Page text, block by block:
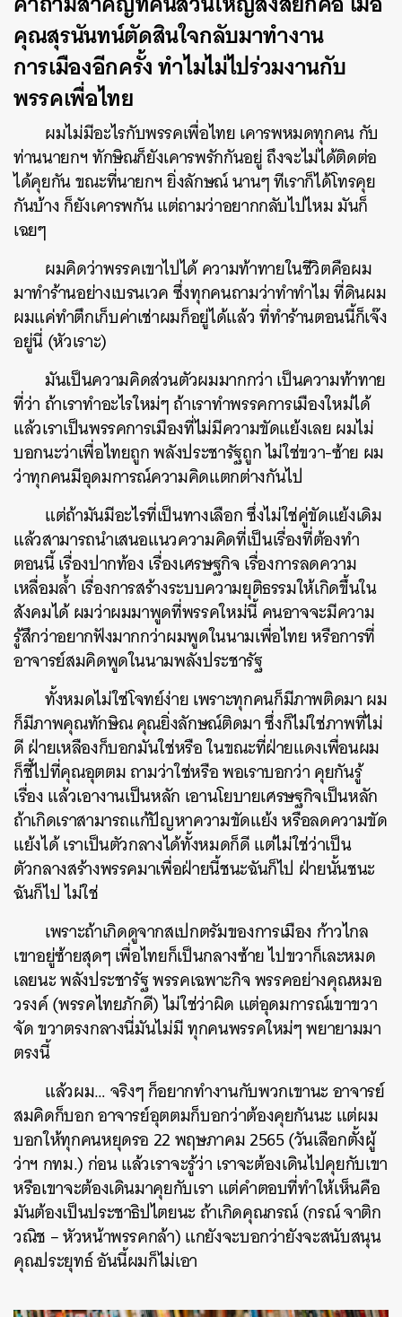
คุณสุรนันทน์ตัดสินใจกลับมาทำงาน
การเมืองอีกครั้ง ทำไมไม่ไปร่วมงานกับ
พรรคเพื่อไทย
ผมไม่มีอะไรกับพรรคเพื่อไทย เคารพหมดทุกคน กับ
ท่านนายกฯ ทักษิณก็ยังเคารพรักกันอยู่ ถึงจะไม่ได้ติดต่อ
ได้คุยกัน ขณะที่นายกฯ ยิ่งลักษณ์ นานๆ ทีเราก็ได้โทรคุย
กันบ้าง ก็ยังเคารพกัน แต่ถามว่าอยากกลับไปไหม มันก็
เฉยๆ
ผมคิดว่าพรรคเขาไปได้ ความท้าทายในชีวิตคือผม
มาทำร้านอย่างเบรนเวค ซึ่งทุกคนถามว่าทำทำไม ที่ดินผม
ผมแค่ทำตึกเก็บค่าเช่าผมก็อยู่ได้แล้ว ที่ทำร้านตอนนี้ก็เจ๊ง
อยู่นี่ (หัวเราะ)
มันเป็นความคิดส่วนตัวผมมากกว่า เป็นความท้าทาย
ที่ว่า ถ้าเราทำอะไรใหม่ๆ ถ้าเราทำพรรคการเมืองใหม่ได้
แล้วเราเป็นพรรคการเมืองที่ไม่มีความขัดแย้งเลย ผมไม่
บอกนะว่าเพื่อไทยถูก พลังประชารัฐถูก ไม่ใช่ขวา-ซ้าย ผม
ว่าทุกคนมีอุดมการณ์ความคิดแตกต่างกันไป
แต่ถ้ามันมีอะไรที่เป็นทางเลือก ซึ่งไม่ใช่คู่ขัดแย้งเดิม
แล้วสามารถนำเสนอแนวความคิดที่เป็นเรื่องที่ต้องทำ
ตอนนี้ เรื่องปากท้อง เรื่องเศรษฐกิจ เรื่องการลดความ
เหลื่อมล้ำ เรื่องการสร้างระบบความยุติธรรมให้เกิดขึ้นใน
สังคมได้ ผมว่าผมมาพูดที่พรรคใหม่นี้ คนอาจจะมีความ
รู้สึกว่าอยากฟังมากกว่าผมพูดในนามเพื่อไทย หรือการที่
อาจารย์สมคิดพูดในนามพลังประชารัฐ
ทั้งหมดไม่ใช่โจทย์ง่าย เพราะทุกคนก็มีภาพติดมา ผม
ก็มีภาพคุณทักษิณ คุณยิ่งลักษณ์ติดมา ซึ่งก็ไม่ใช่ภาพที่ไม่
ดี ฝ่ายเหลืองก็บอกมันใช่หรือ ในขณะที่ฝ่ายแดงเพื่อนผม
ก็ชี้ไปที่คุณอุตตม ถามว่าใช่หรือ พอเราบอกว่า คุยกันรู้
เรื่อง แล้วเอางานเป็นหลัก เอานโยบายเศรษฐกิจเป็นหลัก
ถ้าเกิดเราสามารถแก้ปัญหาความขัดแย้ง หรือลดความขัด
แย้งได้ เราเป็นตัวกลางได้ทั้งหมดก็ดี แต่ไม่ใช่ว่าเป็น
ตัวกลางสร้างพรรคมาเพื่อฝ่ายนี้ชนะฉันก็ไป ฝ่ายนั้นชนะ
ฉันก็ไป ไม่ใช่
เพราะถ้าเกิดดูจากสเปกตรัมของการเมือง ก้าวไกล
เขาอยู่ซ้ายสุดๆ เพื่อไทยก็เป็นกลางซ้าย ไปขวาก็เละหมด
เลยนะ พลังประชารัฐ พรรคเฉพาะกิจ พรรคอย่างคุณหมอ
วรงค์ (พรรคไทยภักดี) ไม่ใช่ว่าผิด แต่อุดมการณ์เขาขวา
จัด ขวาตรงกลางนี่มันไม่มี ทุกคนพรรคใหม่ๆ พยายามมา
ตรงนี้
แล้วผม… จริงๆ ก็อยากทำงานกับพวกเขานะ อาจารย์
สมคิดก็บอก อาจารย์อุตตมก็บอกว่าต้องคุยกันนะ แต่ผม
บอกให้ทุกคนหยุดรอ 22 พฤษภาคม 2565 (วันเลือกตั้งผู้
ว่าฯ กทม.) ก่อน แล้วเราจะรู้ว่า เราจะต้องเดินไปคุยกับเขา
หรือเขาจะต้องเดินมาคุยกับเรา แต่คำตอบที่ทำให้เห็นคือ
มันต้องเป็นประชาธิปไตยนะ ถ้าเกิดคุณกรณ์ (กรณ์ จาติก
วณิช – หัวหน้าพรรคกล้า) แกยังจะบอกว่ายังจะสนับสนุน
คุณประยุทธ์ อันนี้ผมก็ไม่เอา